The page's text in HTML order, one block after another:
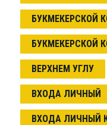
БУКМЕКЕРСКОЙ
БУКМЕКЕРСКОЙ
ВЕРХНЕМ УГЛУ
ВХОДА ЛИЧНЫЙ
ВХОДА ЛИЧНЫЙ